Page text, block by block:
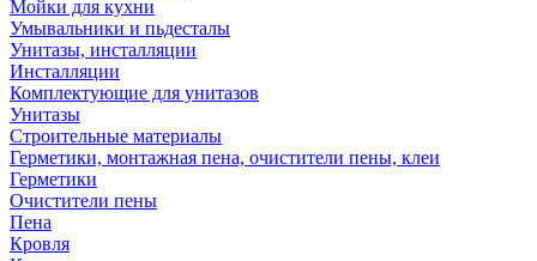
Мойки для кухни
Умывальники и пьдесталы
Унитазы, инсталляции
Инсталляции
Комплектующие для унитазов
Унитазы
Строительные материалы
Герметики, монтажная пена, очистители пены, клеи
Герметики
Очистители пены
Пена
Кровля